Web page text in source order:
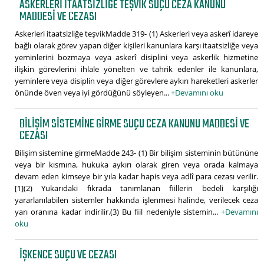
ASKERLERI ITAATSIZLIĞE TEŞVIK SUÇU CEZA KANUNU
MADDESI VE CEZASI
Askerleri itaatsizliğe teşvikMadde 319- (1) Askerleri veya askerî idareye
bağlı olarak görev yapan diğer kişileri kanunlara karşı itaatsizliğe veya
yeminlerini bozmaya veya askerî disiplini veya askerlik hizmetine
ilişkin görevlerini ihlale yönelten ve tahrik edenler ile kanunlara,
yeminlere veya disiplin veya diğer görevlere aykırı hareketleri askerler
önünde öven veya iyi gördüğünü söyleyen...+Devamını oku
BILIŞIM SISTEMINE GIRME SUÇU CEZA KANUNU MADDESI VE
CEZASI
Bilişim sistemine girmeMadde 243- (1) Bir bilişim sisteminin bütününe
veya bir kısmına, hukuka aykırı olarak giren veya orada kalmaya
devam eden kimseye bir yıla kadar hapis veya adlî para cezası verilir.
[1](2) Yukarıdaki fıkrada tanımlanan fiillerin bedeli karşılığı
yararlanılabilen sistemler hakkında işlenmesi halinde, verilecek ceza
yarı oranına kadar indirilir.(3) Bu fiil nedeniyle sistemin... +Devamını
oku
İŞKENCE SUÇU VE CEZASI